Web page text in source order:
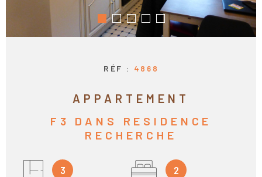
CONTACT
RÉF : 4868
APPARTEMENT
F3 DANS RESIDENCE
RECHERCHE
3 2